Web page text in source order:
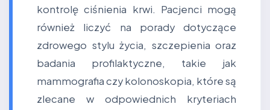
kontrolę ciśnienia krwi. Pacjenci mogą
również liczyć na porady dotyczące
zdrowego stylu życia, szczepienia oraz
badania profilaktyczne, takie jak
mammografia czy kolonoskopia, które są
zlecane w odpowiednich kryteriach